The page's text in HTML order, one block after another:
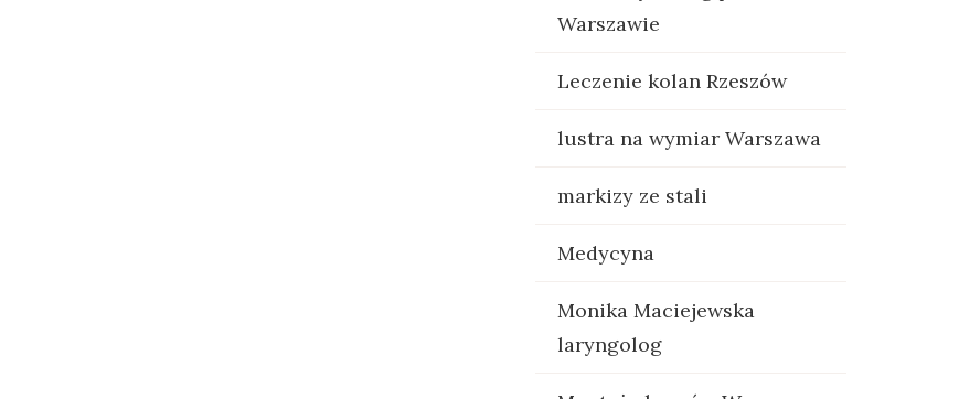
Warszawie
Leczenie kolan Rzeszów
lustra na wymiar Warszawa
markizy ze stali
Medycyna
Monika Maciejewska
laryngolog